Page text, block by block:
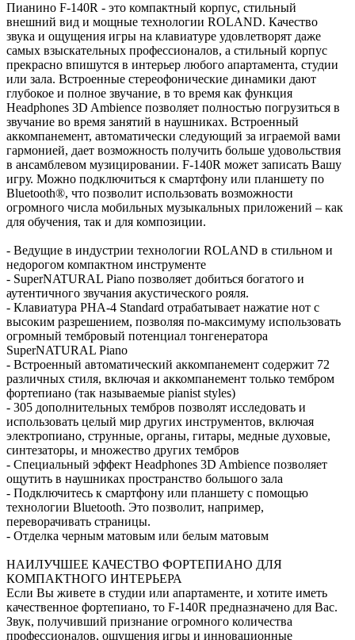
Пианино F-140R - это компактный корпус, стильный
внешний вид и мощные технологии ROLAND. Качество
звука и ощущения игры на клавиатуре удовлетворят даже
самых взыскательных профессионалов, а стильный корпус
прекрасно впишутся в интерьер любого апартамента, студии
или зала. Встроенные стереофонические динамики дают
глубокое и полное звучание, в то время как функция
Headphones 3D Ambience позволяет полностью погрузиться в
звучание во время занятий в наушниках. Встроенный
аккомпанемент, автоматически следующий за играемой вами
гармонией, дает возможность получить больше удовольствия
в ансамблевом музицировании. F-140R может записать Вашу
игру. Можно подключиться к смартфону или планшету по
Bluetooth®, что позволит использовать возможности
огромного числа мобильных музыкальных приложений – как
для обучения, так и для композиции.
- Ведущие в индустрии технологии ROLAND в стильном и
недорогом компактном инструменте
- SuperNATURAL Piano позволяет добиться богатого и
аутентичного звучания акустического рояля.
- Клавиатура PHA-4 Standard отрабатывает нажатие нот с
высоким разрешением, позволяя по-максимуму использовать
огромный тембровый потенциал тонгенератора
SuperNATURAL Piano
- Встроенный автоматический аккомпанемент содержит 72
различных стиля, включая и аккомпанемент только тембром
фортепиано (так называемые pianist styles)
- 305 дополнительных тембров позволят исследовать и
использовать целый мир других инструментов, включая
электропиано, струнные, органы, гитары, медные духовые,
синтезаторы, и множество других тембров
- Специальный эффект Headphones 3D Ambience позволяет
ощутить в наушниках пространство большого зала
- Подключитесь к смартфону или планшету с помощью
технологии Bluetooth. Это позволит, например,
переворачивать страницы.
- Отделка черным матовым или белым матовым
НАИЛУЧШЕЕ КАЧЕСТВО ФОРТЕПИАНО ДЛЯ
КОМПАКТНОГО ИНТЕРЬЕРА
Если Вы живете в студии или апартаменте, и хотите иметь
качественное фортепиано, то F-140R предназначено для Вас.
Звук, получивший признание огромного количества
профессионалов, ощущения игры и инновационные